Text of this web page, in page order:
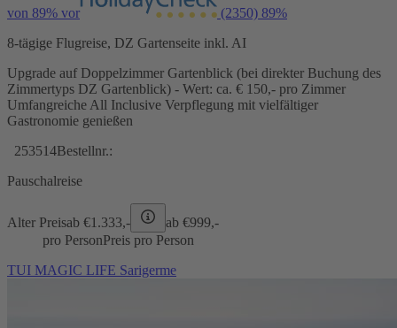
von 89% vor (2350) 89%
8-tägige Flugreise, DZ Gartenseite inkl. AI
Upgrade auf Doppelzimmer Gartenblick (bei direkter Buchung des
Zimmertyps DZ Gartenblick) - Wert: ca. € 150,- pro Zimmer
Umfangreiche All Inclusive Verpflegung mit vielfältiger
Gastronomie genießen
253514Bestellnr.:
Pauschalreise
Alter Preisab €1.333,- ab €999,-
pro PersonPreis pro Person
TUI MAGIC LIFE Sarigerme